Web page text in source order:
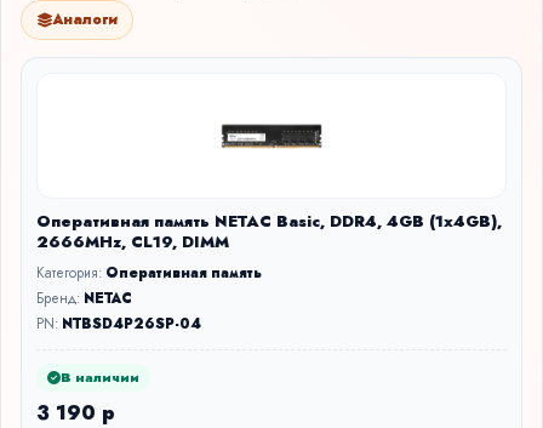
Аналоги
Оперативная память NETAC Basic, DDR4, 4GB (1x4GB),
2666MHz, CL19, DIMM
Категория: Оперативная память
Бренд: NETAC
PN: NTBSD4P26SP-04
В наличии
3 190 р